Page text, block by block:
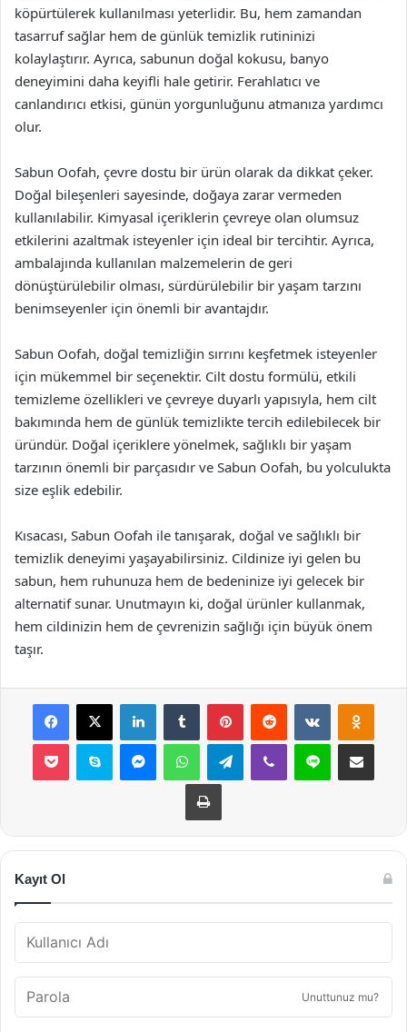
köpürtülerek kullanılması yeterlidir. Bu, hem zamandan
tasarruf sağlar hem de günlük temizlik rutininizi
kolaylaştırır. Ayrıca, sabunun doğal kokusu, banyo
deneyimini daha keyifli hale getirir. Ferahlatıcı ve
canlandırıcı etkisi, günün yorgunluğunu atmanıza yardımcı
olur.
Sabun Oofah, çevre dostu bir ürün olarak da dikkat çeker.
Doğal bileşenleri sayesinde, doğaya zarar vermeden
kullanılabilir. Kimyasal içeriklerin çevreye olan olumsuz
etkilerini azaltmak isteyenler için ideal bir tercihtir. Ayrıca,
ambalajında kullanılan malzemelerin de geri
dönüştürülebilir olması, sürdürülebilir bir yaşam tarzını
benimseyenler için önemli bir avantajdır.
Sabun Oofah, doğal temizliğin sırrını keşfetmek isteyenler
için mükemmel bir seçenektir. Cilt dostu formülü, etkili
temizleme özellikleri ve çevreye duyarlı yapısıyla, hem cilt
bakımında hem de günlük temizlikte tercih edilebilecek bir
üründür. Doğal içeriklere yönelmek, sağlıklı bir yaşam
tarzının önemli bir parçasıdır ve Sabun Oofah, bu yolculukta
size eşlik edebilir.
Kısacası, Sabun Oofah ile tanışarak, doğal ve sağlıklı bir
temizlik deneyimi yaşayabilirsiniz. Cildinize iyi gelen bu
sabun, hem ruhunuza hem de bedeninize iyi gelecek bir
alternatif sunar. Unutmayın ki, doğal ürünler kullanmak,
hem cildinizin hem de çevrenizin sağlığı için büyük önem
taşır.
Facebook
X LinkedInTumblr PinterestReddit VKontakte
Pocket Skype MessengerWhatsAppTelegramViber Line E-Posta ile
Yazdır
Kayıt Ol
Unuttunuz mu?